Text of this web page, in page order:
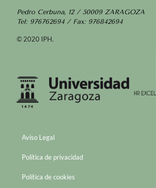
Pedro Cerbuna, 12 / 50009 ZARAGOZA
Tel: 976762694 / Fax: 976842694
© 2020 IPH.
Aviso Legal
Política de privacidad
Política de cookies